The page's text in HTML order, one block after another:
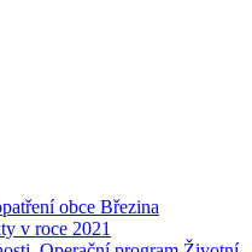
obce Březina
v roce 2021